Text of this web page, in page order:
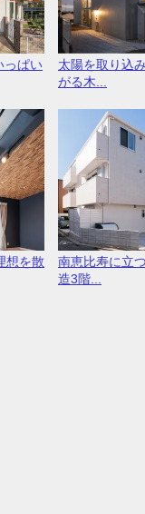
っぱい
太陽を取り込
がる木...
想を散
南恵比寿に立
造3階...